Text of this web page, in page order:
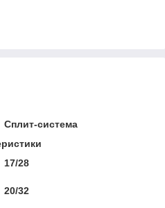
Сплит-система
17/28
20/32